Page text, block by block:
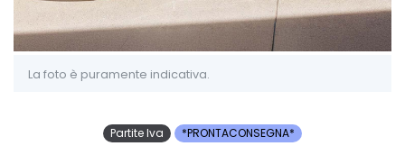
La foto è puramente indicativa.
Partite Iva *PRONTACONSEGNA*